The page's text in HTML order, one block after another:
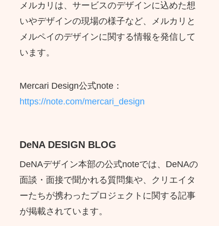
メルカリは、サービスのデザインに込めた想
いやデザインの現場の様子など、メルカリと
メルペイのデザインに関する情報を発信して
います。
Mercari Design公式note：
https://note.com/mercari_design
DeNA DESIGN BLOG
DeNAデザイン本部の公式noteでは、DeNAの
面談・面接で聞かれる質問集や、クリエイタ
ーたちが携わったプロジェクトに関する記事
が掲載されています。